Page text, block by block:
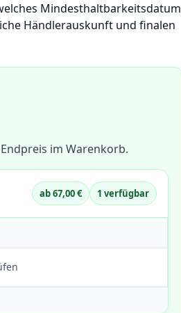
Mindesthaltbarkeitsdatum
Händlerauskunft und finalen
im Warenkorb.
ab 67,00 € 1 verfügbar